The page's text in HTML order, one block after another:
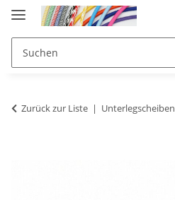
Zurück zur Liste Unterlegscheiben